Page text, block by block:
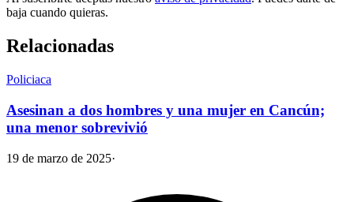
baja cuando quieras.
Relacionadas
Policiaca
Asesinan a dos hombres y una mujer en Cancún;
una menor sobrevivió
19 de marzo de 2025·